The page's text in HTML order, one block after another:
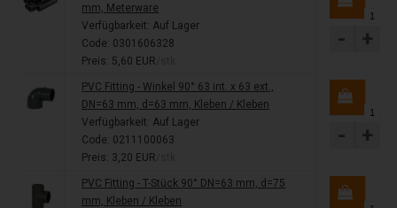
mm, Meterware
Verfügbarkeit: Auf Lager
Code: 0301606328
Preis: 5,60 EUR
- +
PVC Fitting - Winkel 90° 63 int. x 63 ext.,
DN=63 mm, d=63 mm, Kleben / Kleben
Verfügbarkeit: Auf Lager
Code: 0211100063
Preis: 3,20 EUR
- +
PVC Fitting - T-Stück 90° DN=63 mm, d=75
mm, Kleben / Kleben